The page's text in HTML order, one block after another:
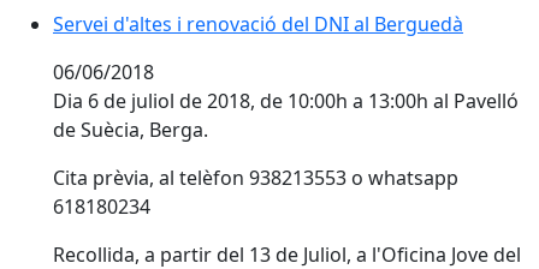
Servei d'altes i renovació del DNI al Berguedà
06/06/2018
Dia 6 de juliol de 2018, de 10:00h a 13:00h al Pavelló
de Suècia, Berga.
Cita prèvia, al telèfon 938213553 o whatsapp
618180234
Recollida, a partir del 13 de Juliol, a l'Oficina Jove del